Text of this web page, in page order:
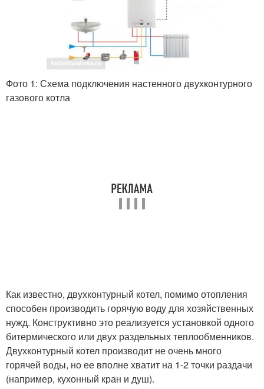
Фото 1: Схема подключения настенного двухконтурного
газового котла
Как известно, двухконтурный котел, помимо отопления
способен производить горячую воду для хозяйственных
нужд. Конструктивно это реализуется установкой одного
битермического или двух раздельных теплообменников.
Двухконтурный котел производит не очень много
горячей воды, но ее вполне хватит на 1-2 точки раздачи
(например, кухонный кран и душ).